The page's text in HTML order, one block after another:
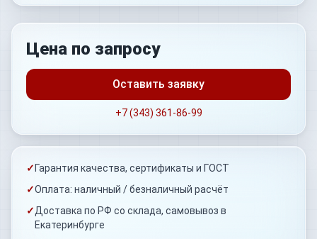
Цена по запросу
Оставить заявку
+7 (343) 361-86-99
✓ Гарантия качества, сертификаты и ГОСТ
✓Оплата: наличный / безналичный расчёт
✓Доставка по РФ со склада, самовывоз в
Екатеринбурге